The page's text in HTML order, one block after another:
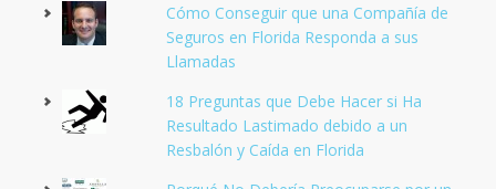
Cómo Conseguir que una Compañía de
Seguros en Florida Responda a sus
Llamadas
18 Preguntas que Debe Hacer si Ha
Resultado Lastimado debido a un
Resbalón y Caída en Florida